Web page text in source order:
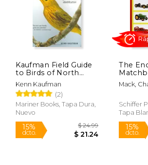
47%
$ 38.08
Kaufman Field Guide
to Birds of North
America (en Inglés)
Kenn Kaufman
(2)
Mariner Books, Tapa Dura,
Nuevo
The
2001
Mack,
Schiffer
Tapa